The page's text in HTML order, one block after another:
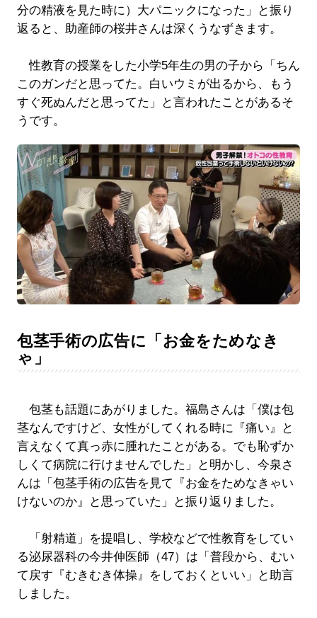
分の精液を見た時に）大パニックになった」と振り
返ると、助産師の桜井さんは深くうなずきます。
性教育の授業をした小学5年生の男の子から「ちん
このガンだと思ってた。白いウミが出るから、もう
すぐ死ぬんだと思ってた」と言われたことがあるそ
うです。
包茎手術の広告に「お金をためなき
ゃ」
包茎も話題にあがりました。福島さんは「僕は包
茎なんですけど、女性がしてくれる時に『痛い』と
言えなくて真っ赤に腫れたことがある。でも恥ずか
しくて病院に行けませんでした」と明かし、今泉さ
んは「包茎手術の広告を見て『お金をためなきゃい
けないのか』と思っていた」と振り返りました。
「射精道」を提唱し、学校などで性教育をしてい
る泌尿器科の今井伸医師（47）は「普段から、むい
て戻す『むきむき体操』をしておくといい」と助言
しました。